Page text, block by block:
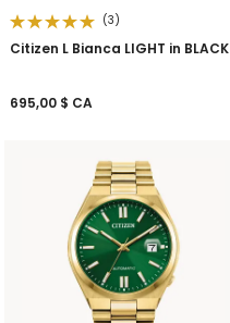
(3)
Citizen L Bianca LIGHT in BLACK
695,00 $ CA